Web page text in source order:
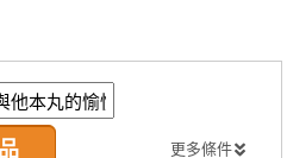
更多條件